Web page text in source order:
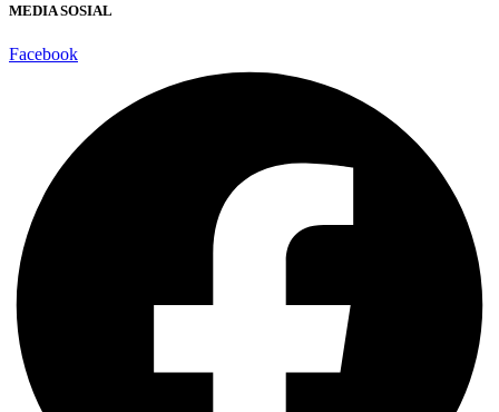
MEDIA SOSIAL
Facebook